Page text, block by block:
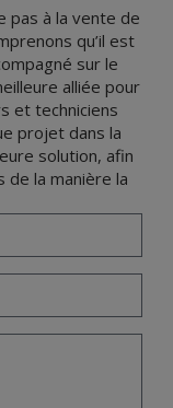
26006 | Logroño (La
pas à la vente de
qu’il est
sur le
alliée pour
et techniciens
projet dans la
solution, afin
de la manière la